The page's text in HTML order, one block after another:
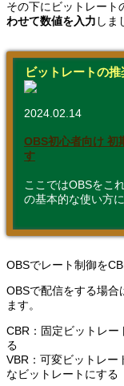
その下にビットレート
わせて数値を入力 しま
ビットレートの
2024.02.14
OBS初心者向け 初
す
ここではOBSをこ
の基本的な使い方
OBSでレート制御を
OBSで配信をする場合
ます。
CBR：固定ビットレー
る
VBR：可変ビットレー
なビットレートにする